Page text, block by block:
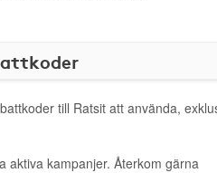
till Ratsit att använda,
aktiva kampanjer. Återkom gärna